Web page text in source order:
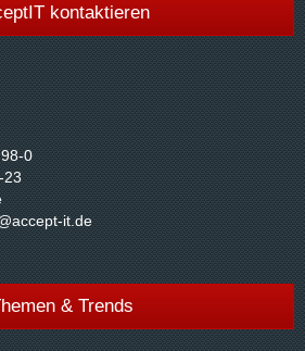
kontaktieren
0
23
it.de
& Trends